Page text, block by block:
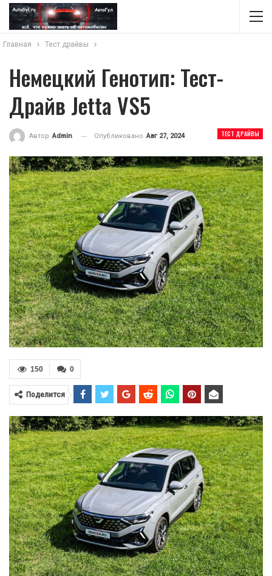
Главная Тест драйвы
Немецкий Генотип: Тест-
Драйв Jetta VS5
ТЕСТ ДРАЙВЫ
Автор Admin Опубликовано Авг 27, 2024
0
150
Поделится